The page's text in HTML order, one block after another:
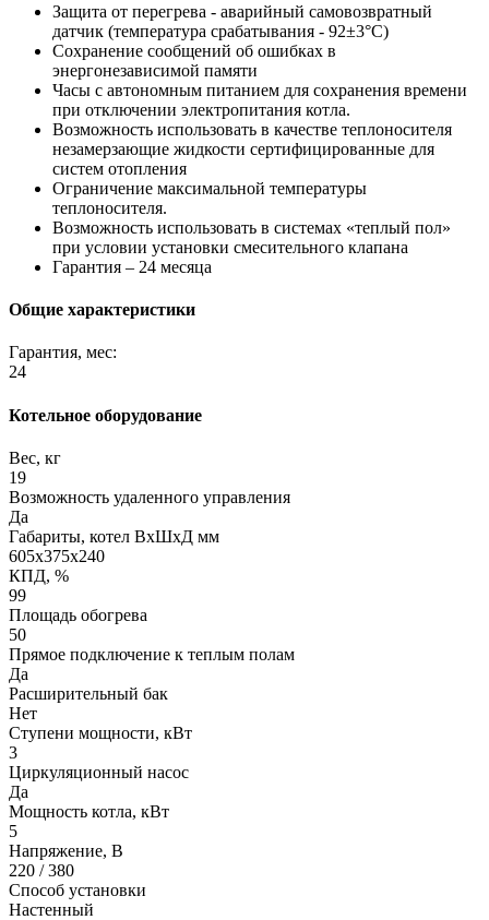
Защита от перегрева - аварийный самовозвратный
датчик (температура срабатывания - 92±3°С)
Сохранение сообщений об ошибках в
энергонезависимой памяти
Часы с автономным питанием для сохранения времени
при отключении электропитания котла.
Возможность использовать в качестве теплоносителя
незамерзающие жидкости сертифицированные для
систем отопления
Ограничение максимальной температуры
теплоносителя.
Возможность использовать в системах «теплый пол»
при условии установки смесительного клапана
Гарантия – 24 месяца
Общие характеристики
Гарантия, мес:
24
Котельное оборудование
Вес, кг
19
Возможность удаленного управления
Да
Габариты, котел ВхШхД мм
605х375х240
КПД, %
99
Площадь обогрева
50
Прямое подключение к теплым полам
Да
Расширительный бак
Нет
Ступени мощности, кВт
3
Циркуляционный насос
Да
Мощность котла, кВт
5
Напряжение, В
220 / 380
Способ установки
Настенный